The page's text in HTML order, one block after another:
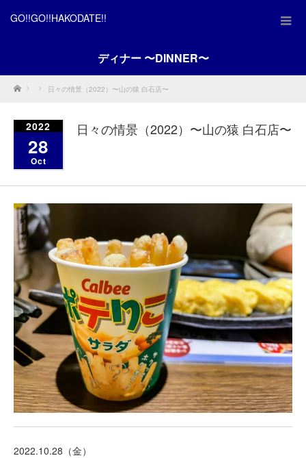
GO!!GO!!HAKODATE!!
ディナー 〜DINNER〜
Home 日々の情景（2022）〜山の猿 白石店〜
2022
28
Oct
日々の情景（2022）〜山の猿 白石店〜
2022.10.28（金）